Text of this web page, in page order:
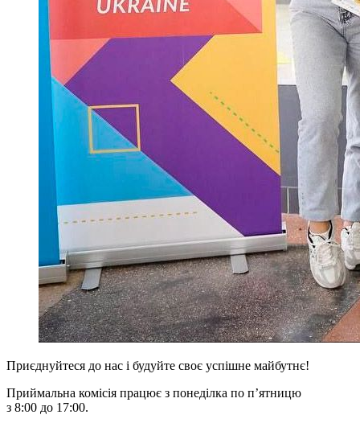
Приєднуйтеся до нас і будуйте своє успішне майбутнє!
Приймальна комісія працює з понеділка по п’ятницю
з 8:00 до 17:00.